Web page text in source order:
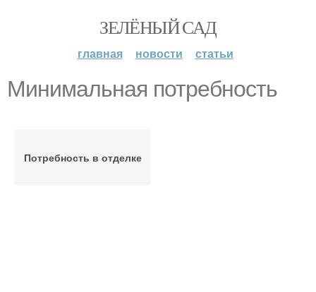
ЗЕЛЁНЫЙ САД
главная новости статьи
Минимальная потребность
Потребность в отделке